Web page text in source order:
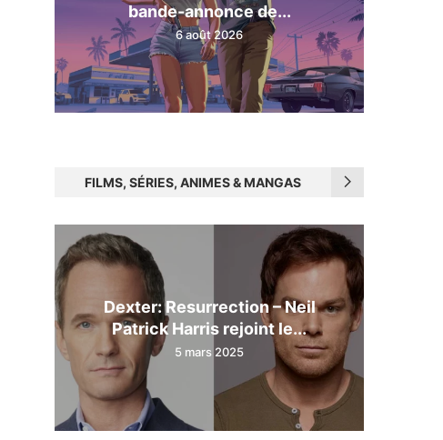
bande-annonce de...
6 août 2026
FILMS, SÉRIES, ANIMES & MANGAS
Dexter: Resurrection – Neil
Patrick Harris rejoint le...
5 mars 2025